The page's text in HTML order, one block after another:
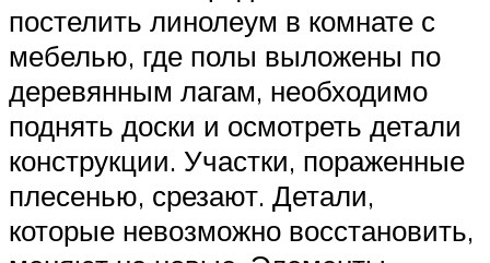
постелить линолеум в комнате с
мебелью, где полы выложены по
деревянным лагам, необходимо
поднять доски и осмотреть детали
конструкции. Участки, пораженные
плесенью, срезают. Детали,
которые невозможно восстановить,